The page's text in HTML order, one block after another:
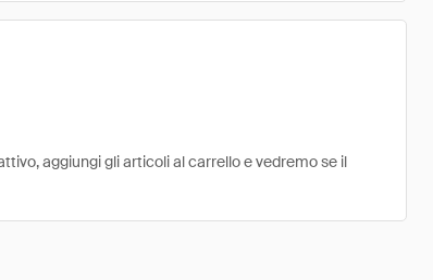
aggiungi gli articoli al carrello e vedremo se il